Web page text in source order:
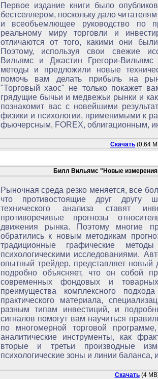
Первое издание книги было
бестселлером, поскольку дало
и всеобъемлющее руководство по
реальному миру торговли и
отличаются от того, какими они
Поэтому, используя свои свежие
Вильямс и Джастин Грегори-
методы и предложили новые
помочь вам делать прибыль на
"Торговый хаос" не только покажет
грядущие бычьи и медвежьи рынки и
познакомит вас с новейшими
физики и психологии, применимыми к
фьючерсным, FOREX, облигационным,
Скачать (0,64
Билл Вильямс "Новые измерения
Рыночная среда резко меняется, все
что противостоящие друг другу
технического анализа ставят
противоречивые прогнозы
движения рынка. Поэтому многие
обратились к новым методикам
традиционные графические
психологическими исследованиями.
опытный трейдер, представляет новый
подробно объясняет, что он собой
современных фондовых и
преимущества комплексного
практического материала,
разным типам инвестиций, и
сигналов помогут вам научиться
по многомерной торговой
аналитические инструменты, как
вторые и третьи производные
психологические зоны и линии баланса,
Скачать(4